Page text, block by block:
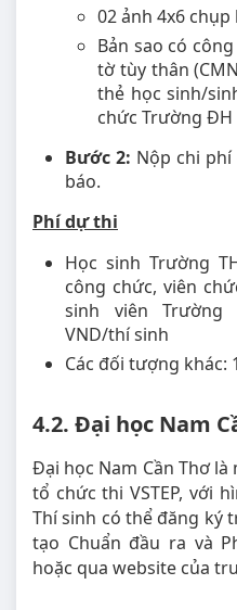
02 ảnh 4x6
Bản sao có
tờ tùy thân
thẻ học sinh/
chức Trường ĐH
Bước 2: Nộp chi
báo.
Phí dự thi
Học sinh Trường
công chức, viên
sinh viên Trường
VND/thí sinh
Các đối tượng khác:
4.2. Đại học Nam
Đại học Nam Cần Thơ
tổ chức thi VSTEP, với
Thí sinh có thể đăng ký
tạo Chuẩn đầu ra và
hoặc qua website của